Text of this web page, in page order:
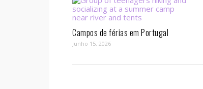
Campos de férias em Portugal
Junho 15, 2026